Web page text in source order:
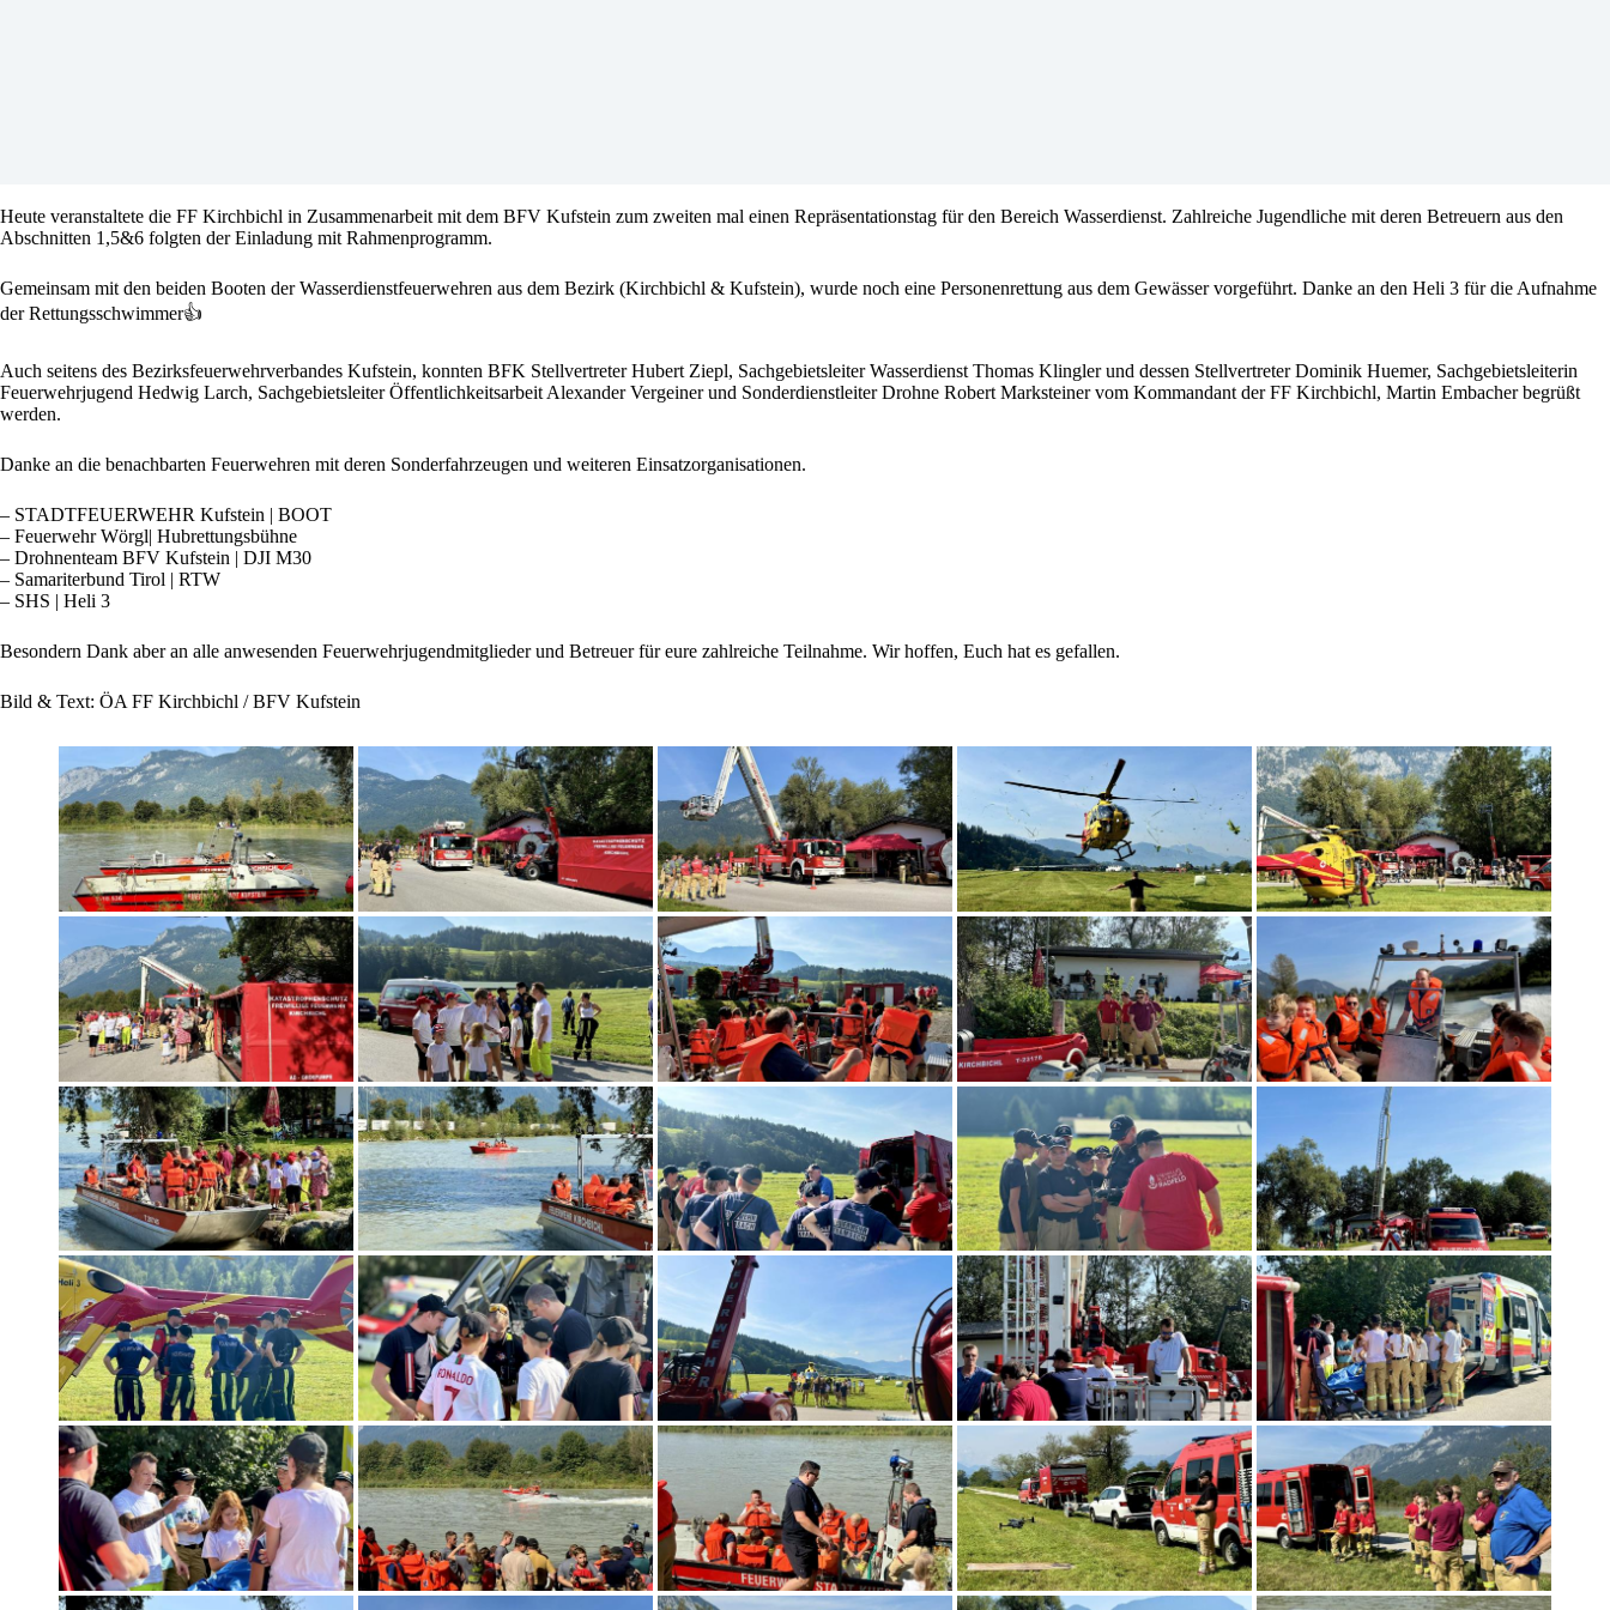
Heute veranstaltete die FF Kirchbichl in Zusammenarbeit mit dem BFV Kufstein zum zweiten mal einen Repräsentationstag für den Bereich Wasserdienst. Zahlreiche Jugendliche mit deren Betreuern aus den
Abschnitten 1,5&6 folgten der Einladung mit Rahmenprogramm.
Gemeinsam mit den beiden Booten der Wasserdienstfeuerwehren aus dem Bezirk (Kirchbichl & Kufstein), wurde noch eine Personenrettung aus dem Gewässer vorgeführt. Danke an den Heli 3 für die Aufnahme
der Rettungsschwimmer👍
Auch seitens des Bezirksfeuerwehrverbandes Kufstein, konnten BFK Stellvertreter Hubert Ziepl, Sachgebietsleiter Wasserdienst Thomas Klingler und dessen Stellvertreter Dominik Huemer, Sachgebietsleiterin
Feuerwehrjugend Hedwig Larch, Sachgebietsleiter Öffentlichkeitsarbeit Alexander Vergeiner und Sonderdienstleiter Drohne Robert Marksteiner vom Kommandant der FF Kirchbichl, Martin Embacher begrüßt
werden.
Danke an die benachbarten Feuerwehren mit deren Sonderfahrzeugen und weiteren Einsatzorganisationen.
– STADTFEUERWEHR Kufstein | BOOT
– Feuerwehr Wörgl| Hubrettungsbühne
– Drohnenteam BFV Kufstein | DJI M30
– Samariterbund Tirol | RTW
– SHS | Heli 3
Besondern Dank aber an alle anwesenden Feuerwehrjugendmitglieder und Betreuer für eure zahlreiche Teilnahme. Wir hoffen, Euch hat es gefallen.
Bild & Text: ÖA FF Kirchbichl / BFV Kufstein